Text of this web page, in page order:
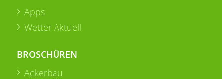
Apps
Wetter Aktuell
BROSCHÜREN
Ackerbau